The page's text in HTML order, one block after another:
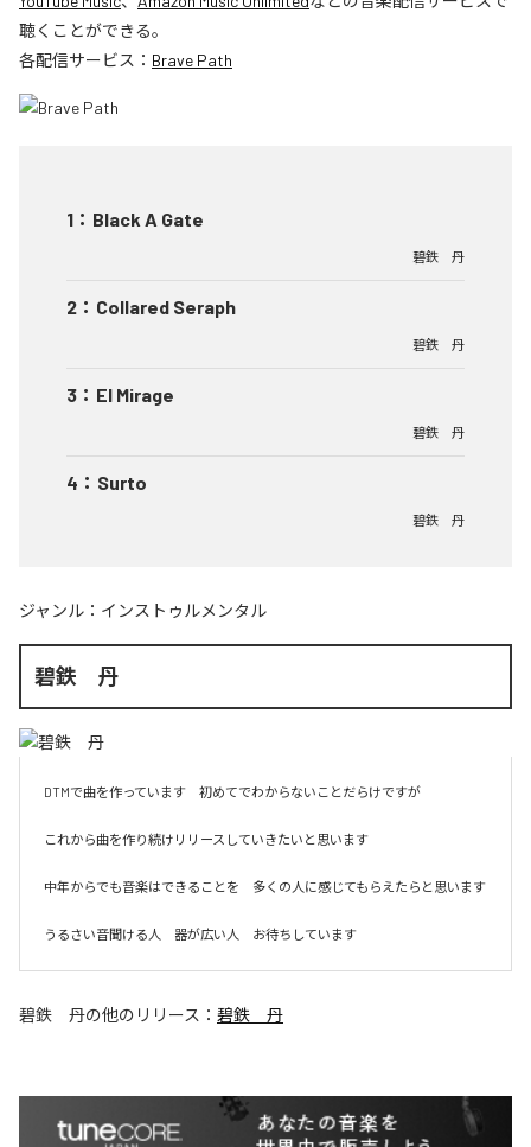
聴くことができる。
各配信サービス： Brave Path
1 ： Black A Gate
碧鉄 丹
2 ： Collared Seraph
碧鉄 丹
3 ： El Mirage
碧鉄 丹
4 ： Surto
碧鉄 丹
ジャンル： インストゥルメンタル
碧鉄 丹
DTMで曲を作っています　初めてでわからないことだらけですが
これから曲を作り続けリリースしていきたいと思います
中年からでも音楽はできることを　多くの人に感じてもらえたらと思います
うるさい音聞ける人　器が広い人　お待ちしています
碧鉄 丹の他のリリース： 碧鉄 丹